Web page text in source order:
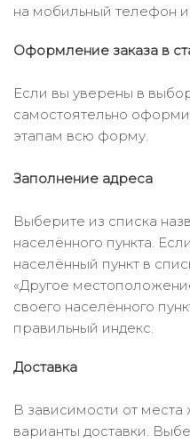
на мобильный телефон и
Оформление заказа в
Если вы уверены в
самостоятельно
этапам всю форму.
Заполнение адреса
Выберите из списка
населённого пункта.
населённый пункт в
«Другое
своего населённого
правильный индекс.
Доставка
В зависимости от
варианты доставки.